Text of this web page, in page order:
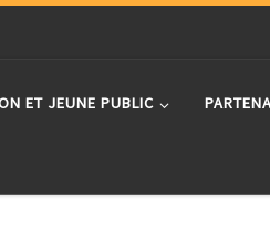
ET JEUNE PUBLIC